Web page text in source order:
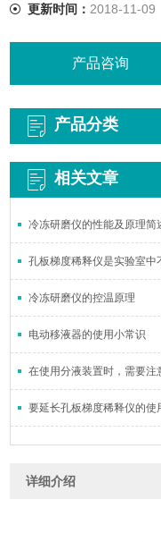
更新时间： 2018-11-09
产品咨询
产品分类
相关文章
冷冻研磨仪的性能及原理简
孔板梯度稀释仪是实验室中
冷冻研磨仪的控温原理
电动移液器的使用小常识
在使用分液装置时，需要注
要延长孔板梯度稀释仪的
详细介绍